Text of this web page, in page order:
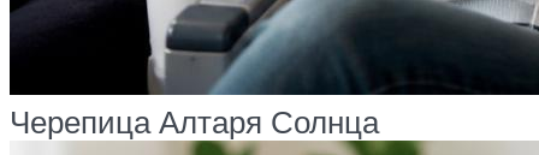
Черепица Алтаря Солнца